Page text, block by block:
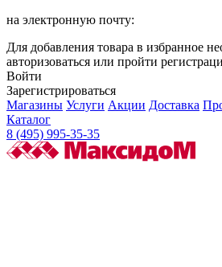
на электронную почту:
Для добавления товара в избранное
авторизоваться или пройти
Войти
Зарегистрироваться
Магазины Услуги Акции Доставка
Каталог
8 (495) 995-35-35